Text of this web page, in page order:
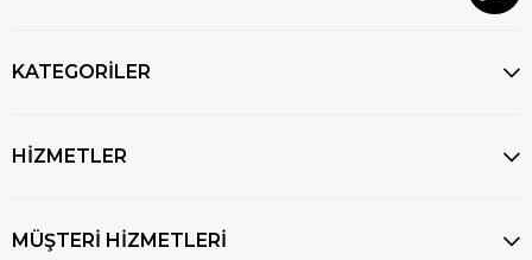
KATEGORİLER
HİZMETLER
MÜŞTERİ HİZMETLERİ